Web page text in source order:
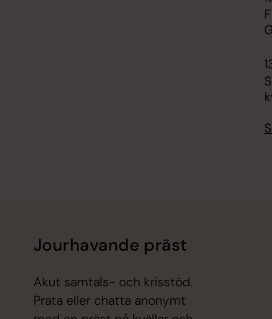
Jourhavande präst
Akut samtals- och krisstöd.
Prata eller chatta anonymt